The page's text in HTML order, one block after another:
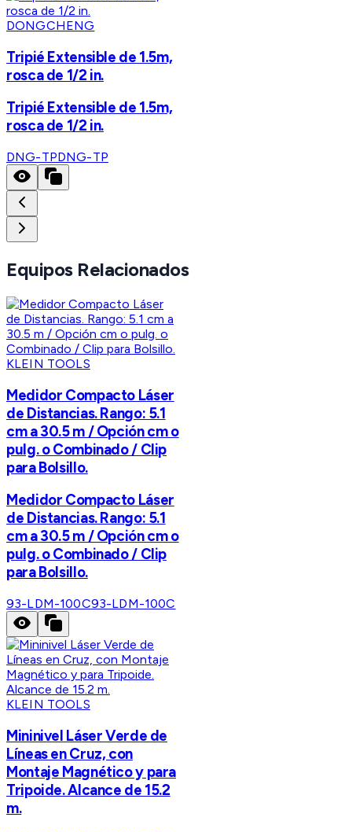
DONGCHENG
Tripié Extensible de 1.5m,
rosca de 1/2 in.
Tripié Extensible de 1.5m,
rosca de 1/2 in.
DNG-TPDNG-TP
Equipos Relacionados
KLEIN TOOLS
Medidor Compacto Láser
de Distancias. Rango: 5.1
cm a 30.5 m / Opción cm o
pulg. o Combinado / Clip
para Bolsillo.
Medidor Compacto Láser
de Distancias. Rango: 5.1
cm a 30.5 m / Opción cm o
pulg. o Combinado / Clip
para Bolsillo.
93-LDM-100C93-LDM-100C
KLEIN TOOLS
Mininivel Láser Verde de
Líneas en Cruz, con
Montaje Magnético y para
Tripoide. Alcance de 15.2
m.